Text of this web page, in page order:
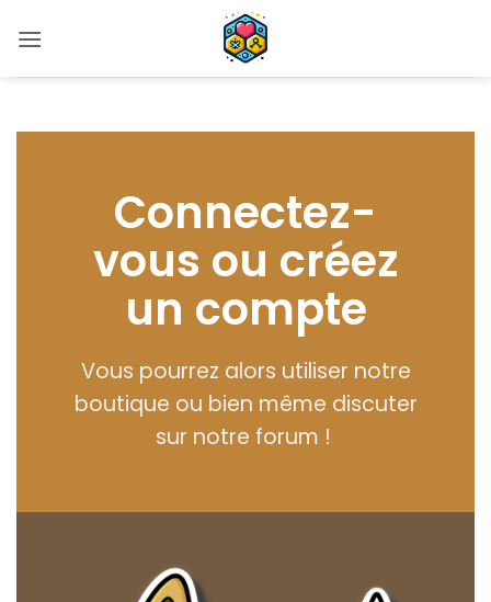
au
Connectez-
vous ou créez
un compte
Vous pourrez alors utiliser notre
boutique ou bien même discuter
sur notre forum !